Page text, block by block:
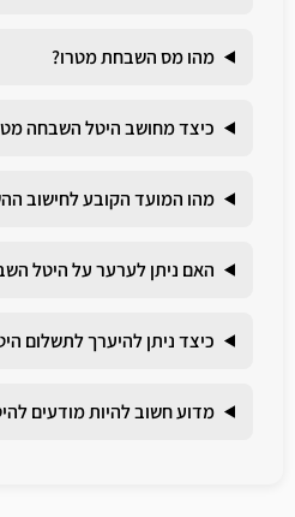
מהו מס השבחת מטרו?
כיצד מחושב היטל השבחה
מהו המועד הקובע לחישוב
האם ניתן לערער על היטל
כיצד ניתן להיערך לתשלום
מדוע חשוב להיות מודעים